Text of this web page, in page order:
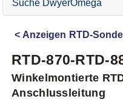
DwyerOmega
Anzeigen RTD-
RTD-870-RTD-
Winkelmontierte
Anschlussleitung